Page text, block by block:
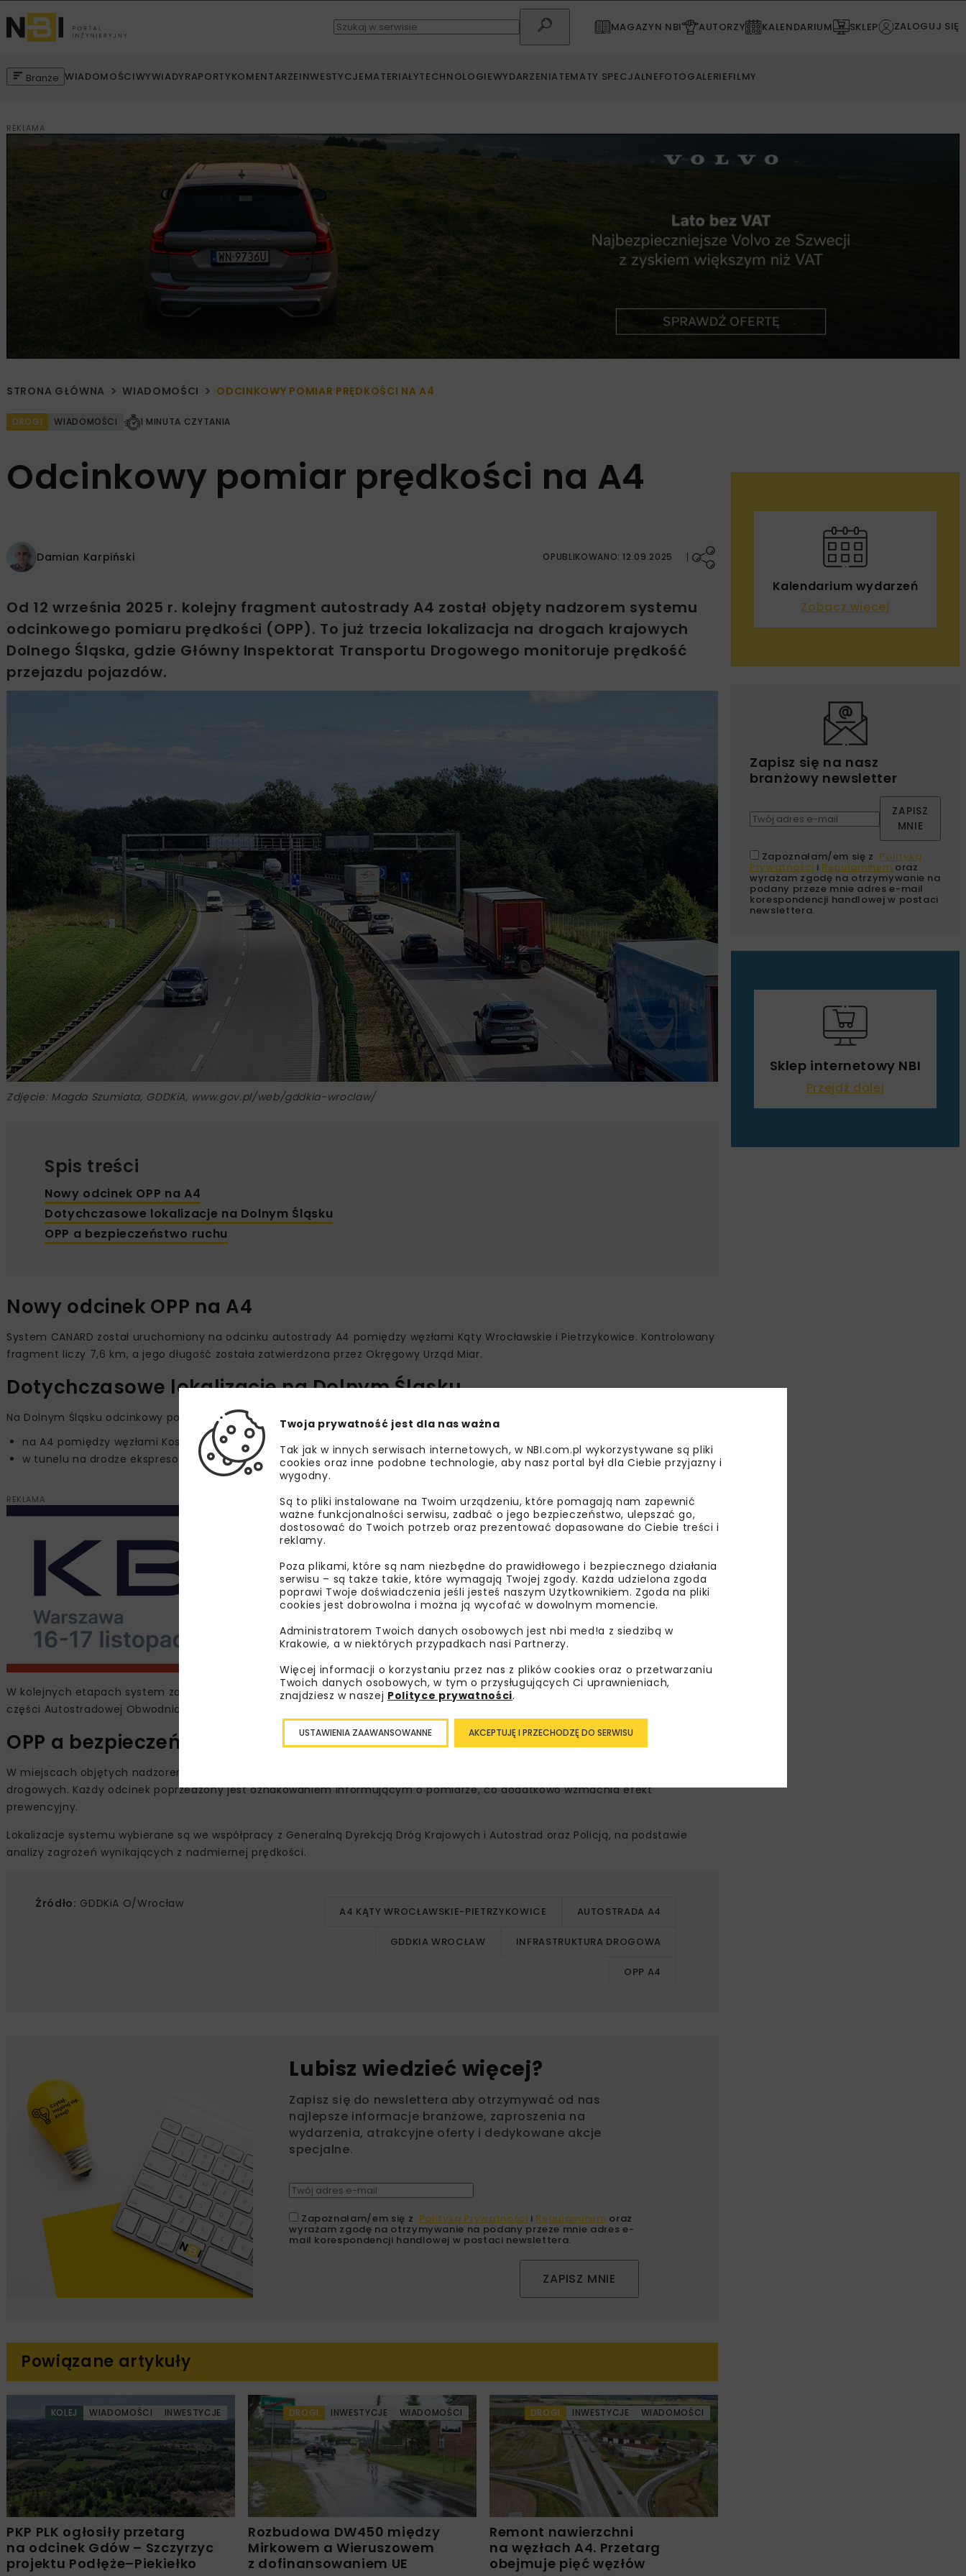
MAGAZYN NBI AUTORZY KALENDARIUM SKLEP ZALOGUJ SIĘ
Branże WIADOMOŚCIWYWIADYRAPORTYKOMENTARZEINWESTYCJEMATERIAŁYTECHNOLOGIEWYDARZENIATEMATY SPECJALNEFOTOGALERIEFILMY
REKLAMA
STRONA GŁÓWNA WIADOMOŚCI ODCINKOWY POMIAR PRĘDKOŚCI NA A4
DROGI WIADOMOŚCI 1 MINUTA CZYTANIA
Odcinkowy pomiar prędkości na A4
Damian Karpiński OPUBLIKOWANO: 12.09.2025
Od 12 września 2025 r. kolejny fragment autostrady A4 został objęty nadzorem systemu
odcinkowego pomiaru prędkości (OPP). To już trzecia lokalizacja na drogach krajowych
Dolnego Śląska, gdzie Główny Inspektorat Transportu Drogowego monitoruje prędkość
przejazdu pojazdów.
Zdjęcie: Magda Szumiata, GDDKiA, www.gov.pl/web/gddkia-wroclaw/
Spis treści
Nowy odcinek OPP na A4
Dotychczasowe lokalizacje na Dolnym Śląsku
OPP a bezpieczeństwo ruchu
Nowy odcinek OPP na A4
System CANARD został uruchomiony na odcinku autostrady A4 pomiędzy węzłami Kąty Wrocławskie i Pietrzykowice. Kontrolowany
fragment liczy 7,6 km, a jego długość została zatwierdzona przez Okręgowy Urząd Miar.
Dotychczasowe lokalizacje na Dolnym Śląsku
Na Dolnym Śląsku odcinkowy pomiar prędkości działał dotąd w dwóch miejscach:
na A4 pomiędzy węzłami Kostomłoty i Kąty Wrocławskie,
w tunelu na drodze ekspresowej S3 między Bolkowem a Kamienną Górą.
REKLAMA
W kolejnych etapach system zostanie wdrożony również na odcinku A4 między węzłami Krzyżowa i Krzywa oraz na północnej
części Autostradowej Obwodnicy Wrocławia – od węzła Lotnisko do węzła Północ.
OPP a bezpieczeństwo ruchu
W miejscach objętych nadzorem OPP kierowcy znacząco redukują prędkość, co przekłada się na spadek liczby zdarzeń
drogowych. Każdy odcinek poprzedzony jest oznakowaniem informującym o pomiarze, co dodatkowo wzmacnia efekt
prewencyjny.
Lokalizacje systemu wybierane są we współpracy z Generalną Dyrekcją Dróg Krajowych i Autostrad oraz Policją, na podstawie
analizy zagrożeń wynikających z nadmiernej prędkości.
Źródło: GDDKiA O/Wrocław
A4 KĄTY WROCŁAWSKIE-PIETRZYKOWICE AUTOSTRADA A4
GDDKIA WROCŁAW INFRASTRUKTURA DROGOWA
OPP A4
Lubisz wiedzieć więcej?
Zapisz się do newslettera aby otrzymywać od nas
najlepsze informacje branżowe, zaproszenia na
wydarzenia, atrakcyjne oferty i dedykowane akcje
specjalne.
Zapoznałam/em się z Polityką Prywatności i Regulaminem oraz
wyrażam zgodę na otrzymywanie na podany przeze mnie adres e-
mail korespondencji handlowej w postaci newslettera.
ZAPISZ MNIE
Powiązane artykuły
KOLEJ WIADOMOŚCI INWESTYCJE
PKP PLK ogłosiły przetarg
na odcinek Gdów – Szczyrzyc
projektu Podłęże–Piekiełko
DROGI INWESTYCJE WIADOMOŚCI
Rozbudowa DW450 między
Mirkowem a Wieruszowem
z dofinansowaniem UE
DROGI INWESTYCJE WIADOMOŚCI
Remont nawierzchni
na węzłach A4. Przetarg
obejmuje pięć węzłów
Kalendarium wydarzeń
Zobacz więcej
Zapisz się na nasz
branżowy newsletter
ZAPISZ
MNIE
Zapoznałam/em się z Polityką
Prywatności i Regulaminem oraz
wyrażam zgodę na otrzymywanie na
podany przeze mnie adres e-mail
korespondencji handlowej w postaci
newslettera.
Sklep internetowy NBI
Przejdź dalej
Twoja prywatność jest dla nas ważna
Tak jak w innych serwisach internetowych, w NBI.com.pl wykorzystywane są pliki
cookies oraz inne podobne technologie, aby nasz portal był dla Ciebie przyjazny i
wygodny.
Są to pliki instalowane na Twoim urządzeniu, które pomagają nam zapewnić
ważne funkcjonalności serwisu, zadbać o jego bezpieczeństwo, ulepszać go,
dostosować do Twoich potrzeb oraz prezentować dopasowane do Ciebie treści i
reklamy.
Poza plikami, które są nam niezbędne do prawidłowego i bezpiecznego działania
serwisu – są także takie, które wymagają Twojej zgody. Każda udzielona zgoda
poprawi Twoje doświadczenia jeśli jesteś naszym Użytkownikiem. Zgoda na pliki
cookies jest dobrowolna i można ją wycofać w dowolnym momencie.
Administratorem Twoich danych osobowych jest nbi med!a z siedzibą w
Krakowie, a w niektórych przypadkach nasi Partnerzy.
Więcej informacji o korzystaniu przez nas z plików cookies oraz o przetwarzaniu
Twoich danych osobowych, w tym o przysługujących Ci uprawnieniach,
znajdziesz w naszej Polityce prywatności.
AKCEPTUJĘ I PRZECHODZĘ DO SERWISU
USTAWIENIA ZAAWANSOWANNE